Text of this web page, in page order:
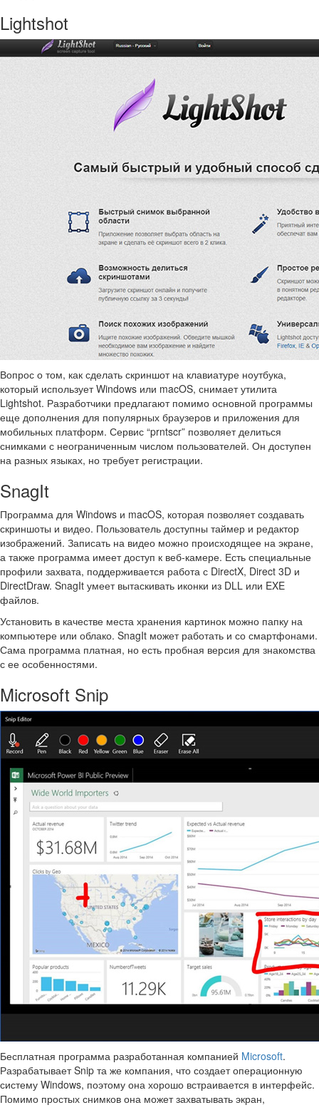
Lightshot
Вопрос о том, как сделать скриншот на клавиатуре ноутбука,
который использует Windows или macOS, снимает утилита
Lightshot. Разработчики предлагают помимо основной программы
еще дополнения для популярных браузеров и приложения для
мобильных платформ. Сервис “prntscr” позволяет делиться
снимками с неограниченным числом пользователей. Он доступен
на разных языках, но требует регистрации.
SnagIt
Программа для Windows и macOS, которая позволяет создавать
скриншоты и видео. Пользователь доступны таймер и редактор
изображений. Записать на видео можно происходящее на экране,
а также программа имеет доступ к веб-камере. Есть специальные
профили захвата, поддерживается работа с DirectX, Direct 3D и
DirectDraw. SnagIt умеет вытаскивать иконки из DLL или EXE
файлов.
Установить в качестве места хранения картинок можно папку на
компьютере или облако. SnagIt может работать и со смартфонами.
Сама программа платная, но есть пробная версия для знакомства
с ее особенностями.
Microsoft Snip
Бесплатная программа разработанная компанией Microsoft.
Разрабатывает Snip та же компания, что создает операционную
систему Windows, поэтому она хорошо встраивается в интерфейс.
Помимо простых снимков она может захватывать экран,